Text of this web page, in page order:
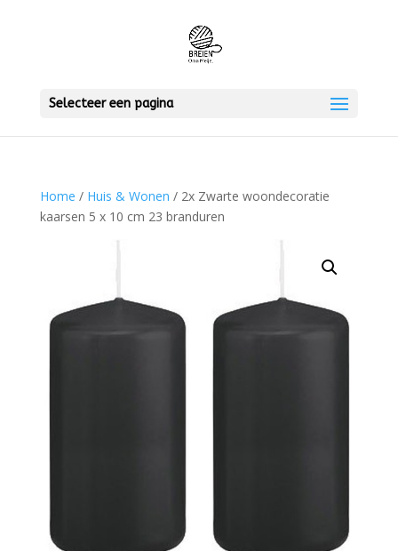
Selecteer een pagina
Home / Huis & Wonen / 2x Zwarte woondecoratie
kaarsen 5 x 10 cm 23 branduren